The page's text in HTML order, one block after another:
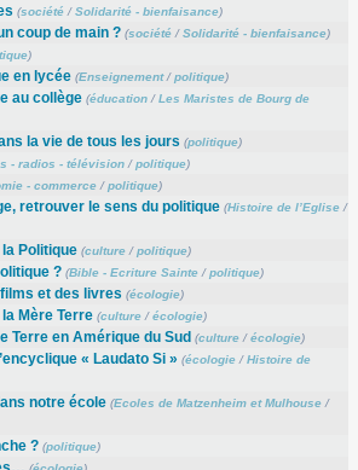
(société/Solidarité - bienfaisance)
coup de main ? (société/Solidarité - bienfaisance)
)
en lycée (Enseignement/politique)
au collège (éducation/Les Maristes de Bourg de
la vie de tous les jours (politique)
- radios - télévision/politique)
- commerce/politique)
retrouver le sens du politique (Histoire de l’Eglise/
Politique (culture/politique)
? (Bible - Ecriture Sainte/politique)
et des livres (écologie)
Mère Terre (culture/écologie)
Terre en Amérique du Sud (culture/écologie)
« Laudato Si » (écologie/Histoire de
notre école (Ecoles de Matzenheim et Mulhouse/
? (politique)